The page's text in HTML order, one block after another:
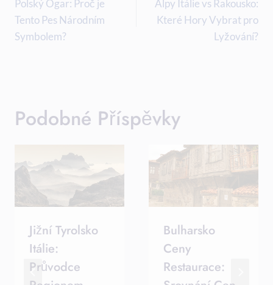
Pro
Příspěvek
Polský Ogar: Proč je
Tento Pes Národním
Symbolem?
Alpy Itálie vs Rakousko:
Které Hory Vybrat pro
Lyžování?
Podobné Příspěvky
Jižní Tyrolsko
Itálie:
Průvodce
Bulharsko
Ceny
Restaurace: